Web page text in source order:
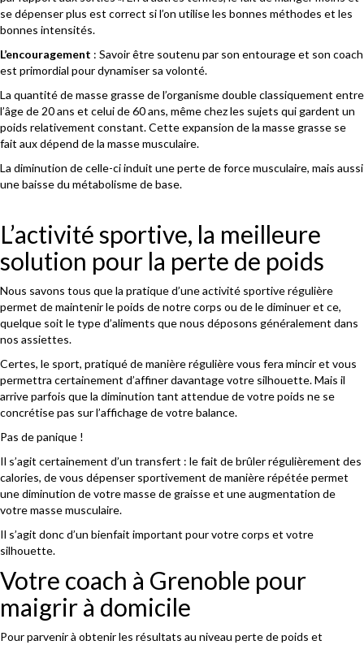
se dépenser plus est correct si l’on utilise les bonnes méthodes et les
bonnes intensités.
L’encouragement : Savoir être soutenu par son entourage et son coach
est primordial pour dynamiser sa volonté.
La quantité de masse grasse de l’organisme double classiquement entre
l’âge de 20 ans et celui de 60 ans, même chez les sujets qui gardent un
poids relativement constant. Cette expansion de la masse grasse se
fait aux dépend de la masse musculaire.
La diminution de celle-ci induit une perte de force musculaire, mais aussi
une baisse du métabolisme de base.
L’activité sportive, la meilleure
solution pour la perte de poids
Nous savons tous que la pratique d’une activité sportive régulière
permet de maintenir le poids de notre corps ou de le diminuer et ce,
quelque soit le type d’aliments que nous déposons généralement dans
nos assiettes.
Certes, le sport, pratiqué de manière régulière vous fera mincir et vous
permettra certainement d’affiner davantage votre silhouette. Mais il
arrive parfois que la diminution tant attendue de votre poids ne se
concrétise pas sur l’affichage de votre balance.
Pas de panique !
Il s’agit certainement d’un transfert : le fait de brûler régulièrement des
calories, de vous dépenser sportivement de manière répétée permet
une diminution de votre masse de graisse et une augmentation de
votre masse musculaire.
Il s’agit donc d’un bienfait important pour votre corps et votre
silhouette.
Votre coach à Grenoble pour
maigrir à domicile
Pour parvenir à obtenir les résultats au niveau perte de poids et